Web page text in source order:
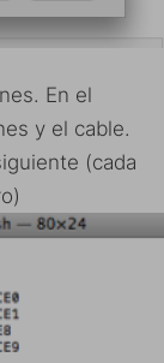
En el
y el cable.
(cada